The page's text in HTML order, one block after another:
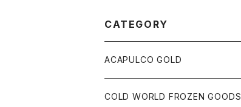
CATEGORY
ACAPULCO GOLD
S/S TEE
COLD WORLD FROZEN GOODS